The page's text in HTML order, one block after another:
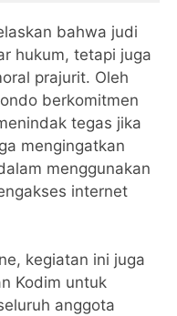
bahwa judi
hukum, tetapi juga
prajurit. Oleh
berkomitmen
tegas jika
mengingatkan
menggunakan
internet
kegiatan ini juga
Kodim untuk
anggota